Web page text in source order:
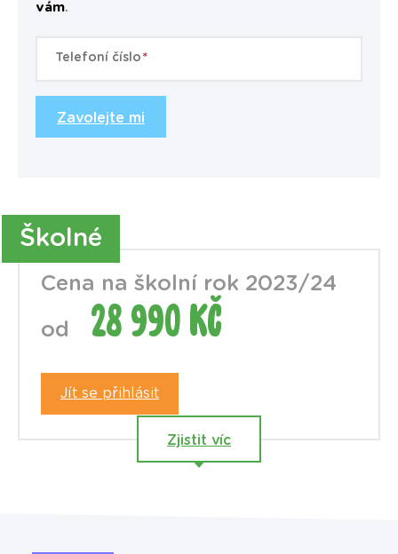
vám.
Telefoní číslo
Zavolejte mi
Školné
Cena na školní rok 2023/24
od 28 990 Kč
Jít se přihlásit
Zjistit víc